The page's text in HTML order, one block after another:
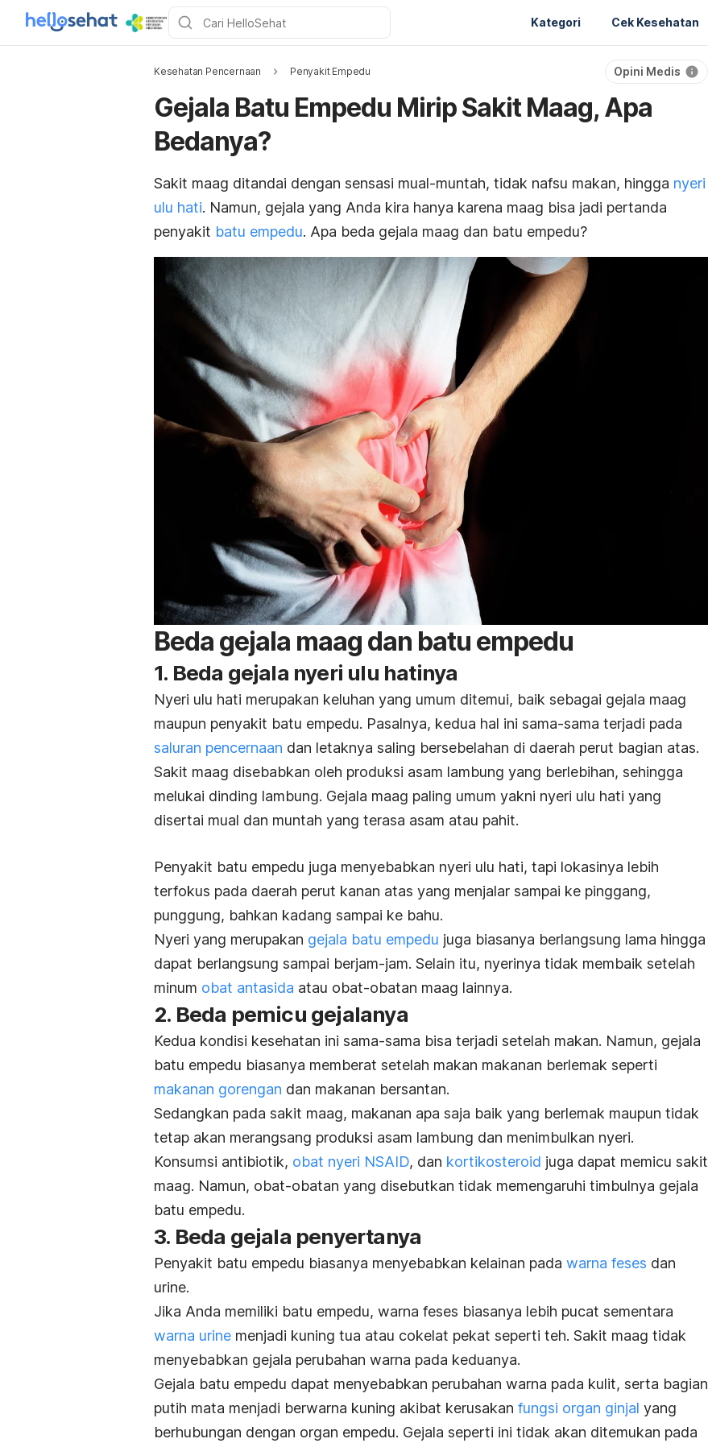
Kategori Cek Kesehatan
Kesehatan Pencernaan Penyakit Empedu Opini Medis
Gejala Batu Empedu Mirip Sakit Maag, Apa
Bedanya?
Sakit maag ditandai dengan sensasi mual-muntah, tidak nafsu makan, hingga nyeri
ulu hati. Namun, gejala yang Anda kira hanya karena maag bisa jadi pertanda
penyakit batu empedu. Apa beda gejala maag dan batu empedu?
Beda gejala maag dan batu empedu
1. Beda gejala nyeri ulu hatinya
Nyeri ulu hati merupakan keluhan yang umum ditemui, baik sebagai gejala maag
maupun penyakit batu empedu. Pasalnya, kedua hal ini sama-sama terjadi pada
saluran pencernaan dan letaknya saling bersebelahan di daerah perut bagian atas.
Sakit maag disebabkan oleh produksi asam lambung yang berlebihan, sehingga
melukai dinding lambung. Gejala maag paling umum yakni nyeri ulu hati yang
disertai mual dan muntah yang terasa asam atau pahit.
Penyakit batu empedu juga menyebabkan nyeri ulu hati, tapi lokasinya lebih
terfokus pada daerah perut kanan atas yang menjalar sampai ke pinggang,
punggung, bahkan kadang sampai ke bahu.
Nyeri yang merupakan gejala batu empedu juga biasanya berlangsung lama hingga
dapat berlangsung sampai berjam-jam. Selain itu, nyerinya tidak membaik setelah
minum obat antasida atau obat-obatan maag lainnya.
2. Beda pemicu gejalanya
Kedua kondisi kesehatan ini sama-sama bisa terjadi setelah makan. Namun, gejala
batu empedu biasanya memberat setelah makan makanan berlemak seperti
makanan gorengan dan makanan bersantan.
Sedangkan pada sakit maag, makanan apa saja baik yang berlemak maupun tidak
tetap akan merangsang produksi asam lambung dan menimbulkan nyeri.
Konsumsi antibiotik, obat nyeri NSAID, dan kortikosteroid juga dapat memicu sakit
maag. Namun, obat-obatan yang disebutkan tidak memengaruhi timbulnya gejala
batu empedu.
3. Beda gejala penyertanya
Penyakit batu empedu biasanya menyebabkan kelainan pada warna feses dan
urine.
Jika Anda memiliki batu empedu, warna feses biasanya lebih pucat sementara
warna urine menjadi kuning tua atau cokelat pekat seperti teh. Sakit maag tidak
menyebabkan gejala perubahan warna pada keduanya.
Gejala batu empedu dapat menyebabkan perubahan warna pada kulit, serta bagian
putih mata menjadi berwarna kuning akibat kerusakan fungsi organ ginjal yang
berhubungan dengan organ empedu. Gejala seperti ini tidak akan ditemukan pada